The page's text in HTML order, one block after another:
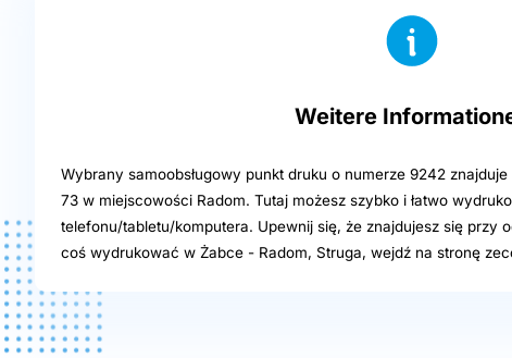
Weitere
Wybrany samoobsługowy punkt druku o numerze 9242
73 w miejscowości Radom. Tutaj możesz szybko i łatwo
telefonu/tabletu/komputera. Upewnij się, że znajdujesz się przy
coś wydrukować w Żabce - Radom, Struga, wejdź na stronę